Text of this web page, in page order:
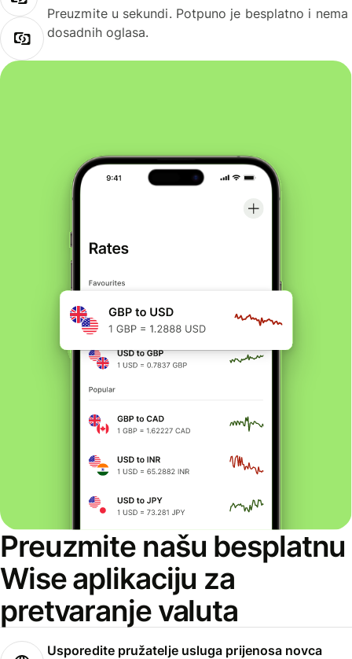
Preuzmite u sekundi. Potpuno je besplatno i nema
dosadnih oglasa.
Preuzmite našu besplatnu
Wise aplikaciju za
pretvaranje valuta
Usporedite pružatelje usluga prijenosa novca